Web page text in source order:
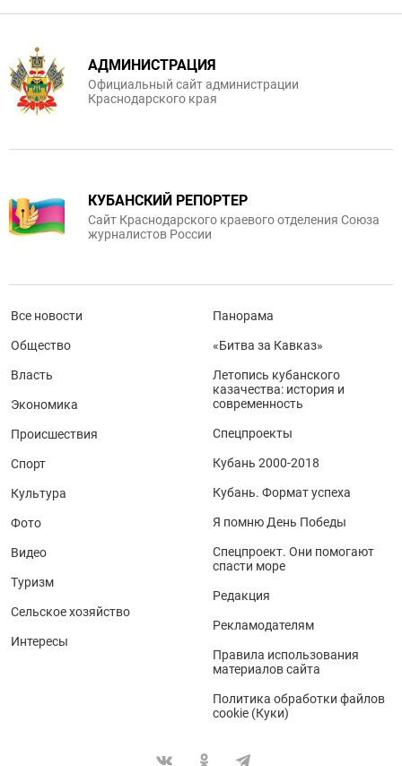
АДМИНИСТРАЦИЯ
Официальный сайт администрации
Краснодарского края
КУБАНСКИЙ РЕПОРТЕР
Сайт Краснодарского краевого отделения Союза
журналистов России
Все новости
Общество
Власть
Экономика
Происшествия
Спорт
Культура
Фото
Видео
Туризм
Сельское хозяйство
Интересы
Панорама
«Битва за Кавказ»
Летопись кубанского
казачества: история и
современность
Спецпроекты
Кубань 2000-2018
Кубань. Формат успеха
Я помню День Победы
Спецпроект. Они помогают
спасти море
Редакция
Рекламодателям
Правила использования
материалов сайта
Политика обработки файлов
cookie (Куки)